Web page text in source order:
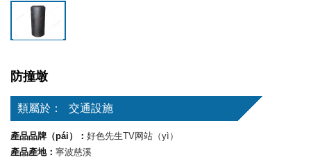
防撞墩
類屬於： 交通設施
產品品牌（pái）： 好色先生TV网站（yì）
產品產地： 寧波慈溪